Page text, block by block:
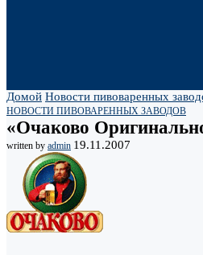
Домой Новости пивоваренных
НОВОСТИ ПИВОВАРЕННЫХ ЗАВОДОВ
«Очаково
written by admin 19.11.2007